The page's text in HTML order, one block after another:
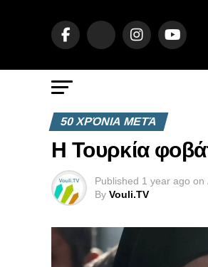
50 ΧΡΌΝΙΑ ΜΕΤΆ
Η Τουρκία
Published 1 year ago on
By Vouli.TV